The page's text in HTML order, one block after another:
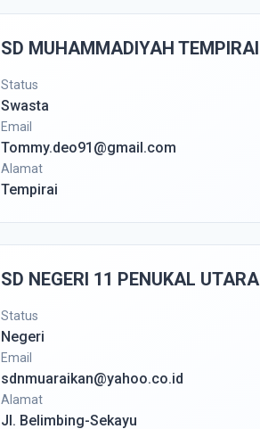
SD MUHAMMADIYAH TEMPIRAI
Status
Swasta
Email
Tommy.deo91@gmail.com
Alamat
Tempirai
SD NEGERI 11 PENUKAL UTARA
Status
Negeri
Email
sdnmuaraikan@yahoo.co.id
Alamat
Jl. Belimbing-Sekayu